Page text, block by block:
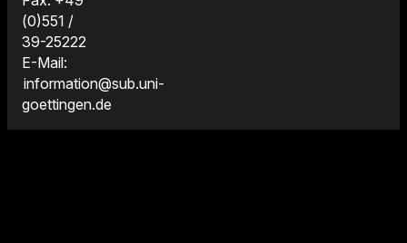
(0)551 /
39-25222
E-Mail:
information@sub.uni-
goettingen.de